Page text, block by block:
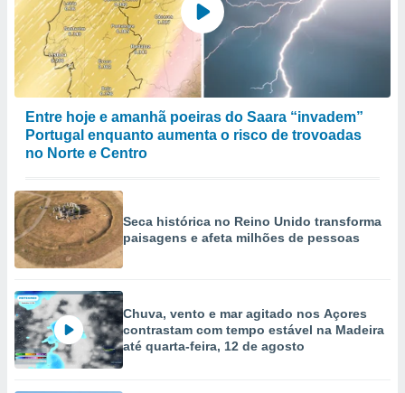
Entre hoje e amanhã poeiras do Saara “invadem”
Portugal enquanto aumenta o risco de trovoadas
no Norte e Centro
Seca histórica no Reino Unido transforma
paisagens e afeta milhões de pessoas
Chuva, vento e mar agitado nos Açores
contrastam com tempo estável na Madeira
até quarta-feira, 12 de agosto